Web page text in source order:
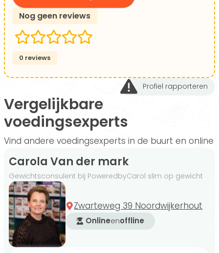
Nog geen reviews
0 reviews
Profiel rapporteren
Vergelijkbare
voedingsexperts
Vind andere voedingsexperts in de buurt en online
Carola Van der mark
Gewichtsconsulent bij PoweredbyCarol slim op gewicht
Zwarteweg 39 Noordwijkerhout
Onlineenoffline